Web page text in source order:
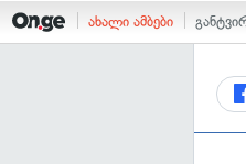
ახალი ამბები